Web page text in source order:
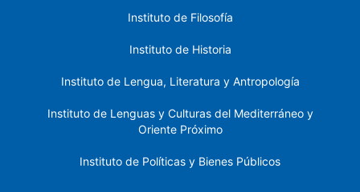
Instituto de Filosofía
Instituto de Historia
Instituto de Lengua, Literatura y Antropología
Instituto de Lenguas y Culturas del Mediterráneo y
Oriente Próximo
Instituto de Políticas y Bienes Públicos